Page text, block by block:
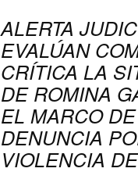
ALERTA
EVALÚAN
CRÍTICA LA
DE ROMINA
EL MARCO
DENUNCIA
VIOLENCIA